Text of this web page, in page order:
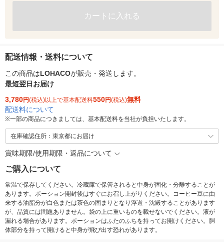
カートに入れる
配送情報・送料について
この商品はLOHACOが販売・発送します。
最短翌日お届け
3,780円(税込)以上で基本配送料550円(税込)無料
配送料について
※一部の商品につきましては、基本配送料を当社が負担いたします。
在庫確認住所：東京都にお届け
賞味期限/使用期限・返品について
ご購入について
常温で保存してください。冷蔵庫で保管されると中身が固化・分離することが
あります。ポーション開封後はすぐにお召し上がりください。コーヒー豆に由
来する油脂分が白色または茶色の固まりとなり浮遊・沈殿することがあります
が、品質には問題ありません。袋の上に重いものを載せないでください。液が
漏れる場合があります。ポーションはふたのふちを持ってお開けください。胴
体部分を持って開けると中身が飛び出す恐れがあります。